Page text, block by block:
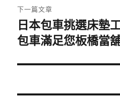
章:
下一篇文章
下
一
文
日本包車挑選床墊
包車滿足您板橋當